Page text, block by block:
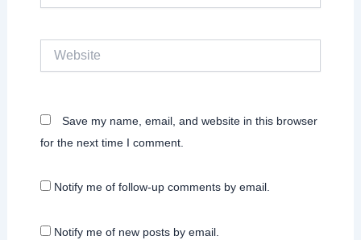
Save my name, email, and website in this browser
for the next time I comment.
Notify me of follow-up comments by email.
Notify me of new posts by email.